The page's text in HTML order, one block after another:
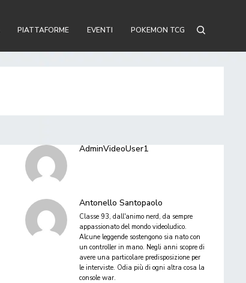
PIATTAFORME EVENTI POKEMON TCG
AdminVideoUser1
Antonello Santopaolo
Classe 93, dall'animo nerd, da sempre
appassionato del mondo videoludico.
Alcune leggende sostengono sia nato con
un controller in mano. Negli anni scopre di
avere una particolare predisposizione per
le interviste. Odia più di ogni altra cosa la
console war.